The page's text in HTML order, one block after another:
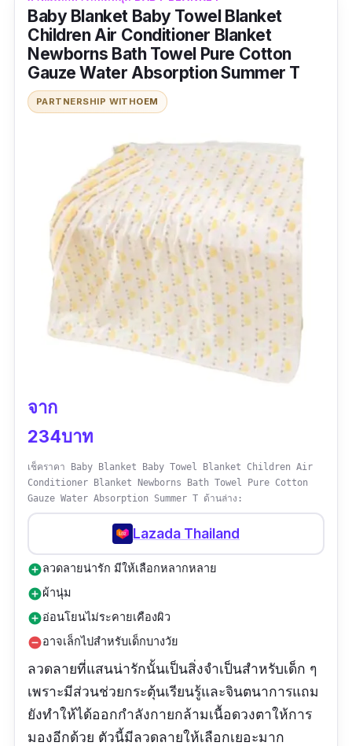
Baby Blanket Baby Towel Blanket
Children Air Conditioner Blanket
Newborns Bath Towel Pure Cotton
Gauze Water Absorption Summer T
PARTNERSHIP WITHOEM
จาก
234บาท
เช็คราคา Baby Blanket Baby Towel Blanket Children Air
Conditioner Blanket Newborns Bath Towel Pure Cotton
Gauze Water Absorption Summer T ด้านล่าง:
Lazada Thailand
add_circleลวดลายน่ารัก มีให้เลือกหลากหลาย
add_circleผ้านุ่ม
add_circleอ่อนโยนไม่ระคายเคืองผิว
remove_circleอาจเล็กไปสำหรับเด็กบางวัย
ลวดลายที่แสนน่ารักนั้นเป็นสิ่งจำเป็นสำหรับเด็ก ๆ
เพราะมีส่วนช่วยกระตุ้นเรียนรู้และจินตนาการแถม
ยังทำให้ได้ออกกำลังกายกล้ามเนื้อดวงตาให้การ
มองอีกด้วย ตัวนี้มีลวดลายให้เลือกเยอะมาก